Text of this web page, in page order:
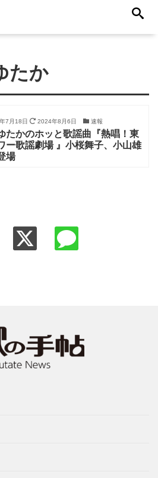
たか
7月18日 2024年8月6日 速報
たかのホッと歌謡曲『熱唱！東
ー歌謡劇場 』小桜舞子、小山雄
場